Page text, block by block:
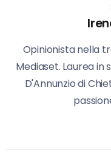
Opinionista nella
Mediaset. Laurea in
D'Annunzio di